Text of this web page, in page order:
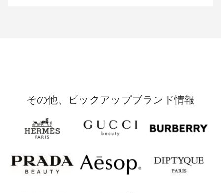
その他、ピックアップブランド情報